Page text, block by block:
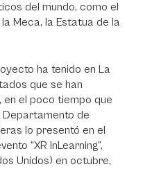
del mundo, como el
la Meca, la Estatua de la
ha tenido en La
que se han
en el poco tiempo que
Departamento de
lo presentó en el
“XR InLearning”,
Unidos) en octubre,